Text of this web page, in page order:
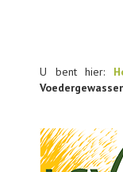
U bent hier: